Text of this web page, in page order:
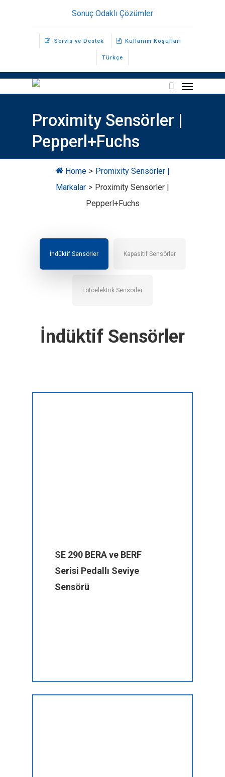
Sonuç Odaklı Çözümler
Servis ve Destek Kullanım Koşulları
Türkçe
search
Menu
Proximity Sensörler |
Pepperl+Fuchs
Home > Promixity Sensörler |
Markalar > Proximity Sensörler |
Pepperl+Fuchs
İndüktif Sensörler Kapasitif Sensörler
Fotoelektrik Sensörler
İndüktif Sensörler
SE 290 BERA ve BERF
Serisi Pedallı Seviye
Sensörü